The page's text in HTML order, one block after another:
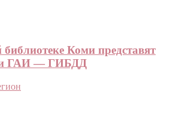
Коми представят
ГАИ — ГИБДД